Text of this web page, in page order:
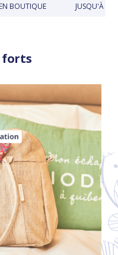
BOUTIQUE JUSQU'À 30
forts